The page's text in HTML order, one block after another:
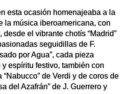
esta ocasión homenajeaba a la
la música iberoamericana, con
el vibrante chotís “Madrid”
seguidillas de F.
por Agua”, cada pieza
espíritu festivo, también con
de Verdi y de coros de
del Azafrán” de J. Guerrero y